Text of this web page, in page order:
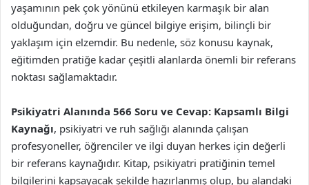
yaşamının pek çok yönünü etkileyen karmaşık bir alan
olduğundan, doğru ve güncel bilgiye erişim, bilinçli bir
yaklaşım için elzemdir. Bu nedenle, söz konusu kaynak,
eğitimden pratiğe kadar çeşitli alanlarda önemli bir referans
noktası sağlamaktadır.
Psikiyatri Alanında 566 Soru ve Cevap: Kapsamlı Bilgi
Kaynağı, psikiyatri ve ruh sağlığı alanında çalışan
profesyoneller, öğrenciler ve ilgi duyan herkes için değerli
bir referans kaynağıdır. Kitap, psikiyatri pratiğinin temel
bilgilerini kapsayacak şekilde hazırlanmış olup, bu alandaki